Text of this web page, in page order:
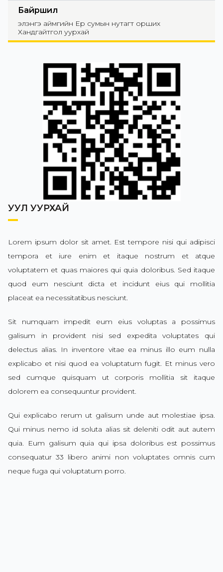
Байршил
элэнгэ аймгийн Ерөө сумын нутагт орших
Хандгайтгол уурхай
УУЛ УУРХАЙ
Lorem ipsum dolor sit amet. Est tempore nisi qui adipisci
tempora et iure enim et itaque nostrum et atque
voluptatem et quas maiores qui quia doloribus. Sed itaque
quod eum nesciunt dicta et incidunt eius qui mollitia
placeat ea necessitatibus nesciunt.
Sit numquam impedit eum eius voluptas a possimus
galisum in provident nisi sed expedita voluptates qui
delectus alias. In inventore vitae ea minus illo eum nulla
explicabo et nisi quod ea voluptatum fugit. Et minus vero
sed cumque quisquam ut corporis mollitia sit itaque
dolorem ea consequuntur provident.
Qui explicabo rerum ut galisum unde aut molestiae ipsa.
Qui minus nemo id soluta alias sit deleniti odit aut autem
quia. Eum galisum quia qui ipsa doloribus est possimus
consequatur 33 libero animi non voluptates omnis cum
neque fuga qui voluptatum porro.